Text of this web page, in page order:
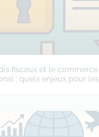
fiscaux et le commerce
: quels enjeux pour